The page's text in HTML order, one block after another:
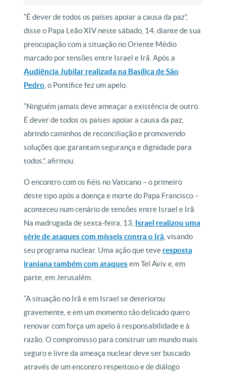
“É dever de todos os países apoiar a causa da paz”,
disse o Papa Leão XIV neste sábado, 14, diante de sua
preocupação com a situação no Oriente Médio
marcado por tensões entre Israel e Irã. Após a
Audiência Jubilar realizada na Basílica de São
Pedro , o Pontífice fez um apelo.
“Ninguém jamais deve ameaçar a existência de outro.
É dever de todos os países apoiar a causa da paz,
abrindo caminhos de reconciliação e promovendo
soluções que garantam segurança e dignidade para
todos.”, afirmou.
O encontro com os fiéis no Vaticano – o primeiro
deste tipo após a doença e morte do Papa Francisco –
aconteceu num cenário de tensões entre Israel e Irã.
Na madrugada de sexta-feira, 13, Israel realizou uma
série de ataques com mísseis contra o Irã , visando
seu programa nuclear. Uma ação que teve resposta
iraniana também com ataques em Tel Aviv e, em
parte, em Jerusalém.
“A situação no Irã e em Israel se deteriorou
gravemente, e em um momento tão delicado quero
renovar com força um apelo à responsabilidade e à
razão. O compromisso para construir um mundo mais
seguro e livre da ameaça nuclear deve ser buscado
através de um encontro respeitoso e de diálogo